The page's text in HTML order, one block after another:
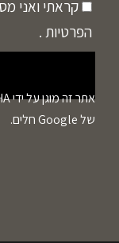
קראתי ואני
הפרטיות .
אתר זה מוגן על ידי reCAPTCHA ו
של Google חלים.